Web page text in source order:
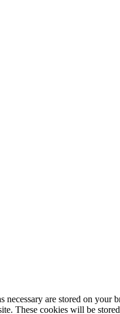
are stored on your
These cookies will be